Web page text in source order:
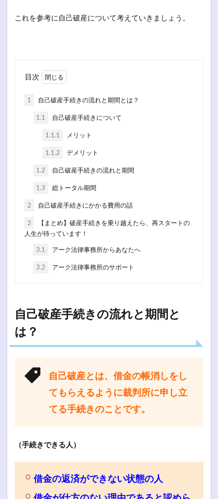
これを参考に自己破産について考えていきましょう。
目次
1 自己破産手続きの流れと期間とは？
1.1 自己破産手続きについて
1.1.1 メリット
1.1.2 デメリット
1.2 自己破産手続きの流れと期間
1.3 総トータル期間
2 自己破産手続きにかかる費用の話
3
【まとめ】破産手続きを乗り越えたら、再スタートの
人生が待っています！
3.1 アーク法律事務所からあなたへ
3.2 アーク法律事務所のサポート
自己破産手続きの流れと期間と
は？
自己破産とは、借金の帳消しをし
てもらえるように裁判所に申し立
てる手続きのことです。
（手続きできる人）
借金の返済ができない状態の人